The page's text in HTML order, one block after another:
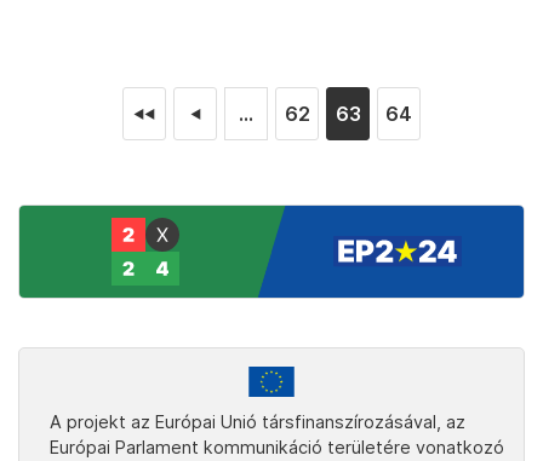
◄◄ ◄ ... 62 63 64
A projekt az Európai Unió társfinanszírozásával, az
Európai Parlament kommunikáció területére vonatkozó